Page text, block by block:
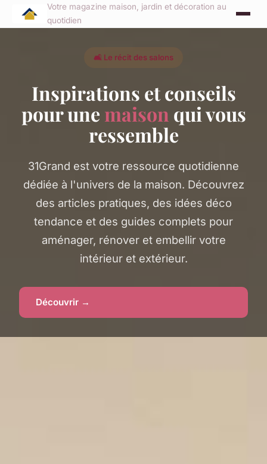
Votre magazine maison, jardin et décoration au
quotidien
🛋️ Le récit des salons
Inspirations et conseils
pour une maison qui vous
ressemble
31Grand est votre ressource quotidienne
dédiée à l'univers de la maison. Découvrez
des articles pratiques, des idées déco
tendance et des guides complets pour
aménager, rénover et embellir votre
intérieur et extérieur.
Découvrir →